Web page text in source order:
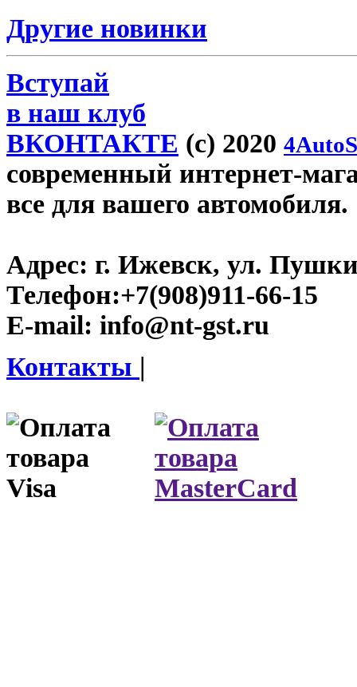
Другие новинки
Вступай
в наш клуб
ВКОНТАКТЕ (c) 2020
современный интернет-
все для вашего автомобиля.
Адрес: г. Ижевск, ул.
Телефон:+7(908)911-66-15
E-mail: info@nt-gst.ru
Контакты |